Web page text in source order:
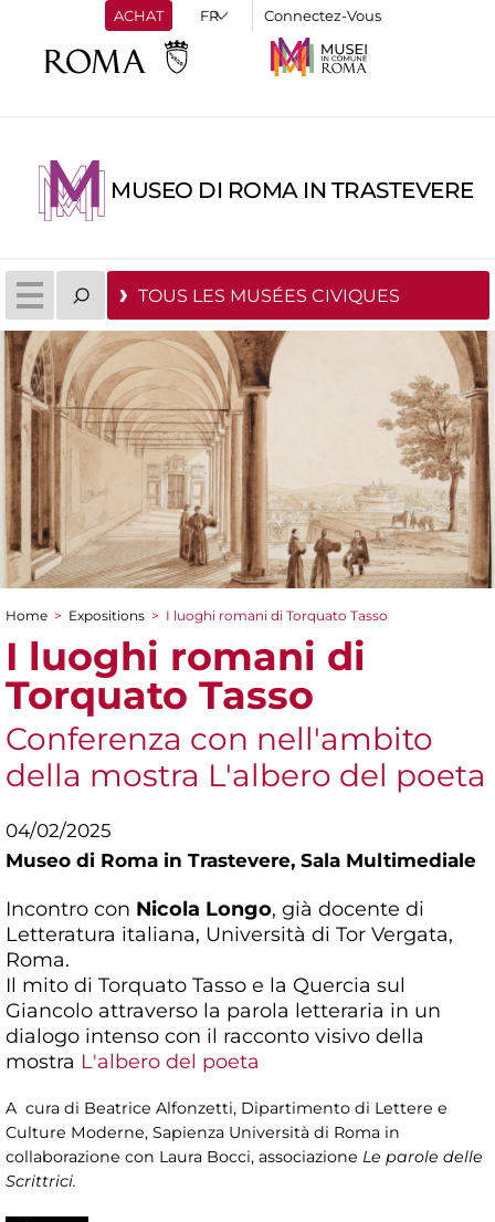
ACHAT Connectez-Vous
MUSEO DI ROMA IN TRASTEVERE
TOUS LES MUSÉES CIVIQUES
You are here
Home > Expositions > I luoghi romani di Torquato Tasso
I luoghi romani di
Torquato Tasso
Conferenza con nell'ambito
della mostra L'albero del poeta
04/02/2025
Museo di Roma in Trastevere, Sala Multimediale
Incontro con Nicola Longo, già docente di
Letteratura italiana, Università di Tor Vergata,
Roma.
Il mito di Torquato Tasso e la Quercia sul
Giancolo attraverso la parola letteraria in un
dialogo intenso con il racconto visivo della
mostra L'albero del poeta
A cura di Beatrice Alfonzetti, Dipartimento di Lettere e
Culture Moderne, Sapienza Università di Roma in
collaborazione con Laura Bocci, associazione Le parole delle
Scrittrici.